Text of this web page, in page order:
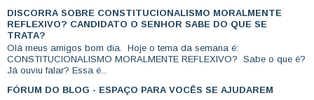
DISCORRA SOBRE CONSTITUCIONALISMO MORALMENTE
REFLEXIVO? CANDIDATO O SENHOR SABE DO QUE SE
TRATA?
Olá meus amigos bom dia. Hoje o tema da semana é:
CONSTITUCIONALISMO MORALMENTE REFLEXIVO? Sabe o que é?
Já ouviu falar? Essa é...
FÓRUM DO BLOG - ESPAÇO PARA VOCÊS SE AJUDAREM